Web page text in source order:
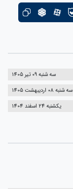
سه شنبه 09 تیر 1405
سه شنبه 08 اردیبهشت 1405
یکشنبه 24 اسفند 1404